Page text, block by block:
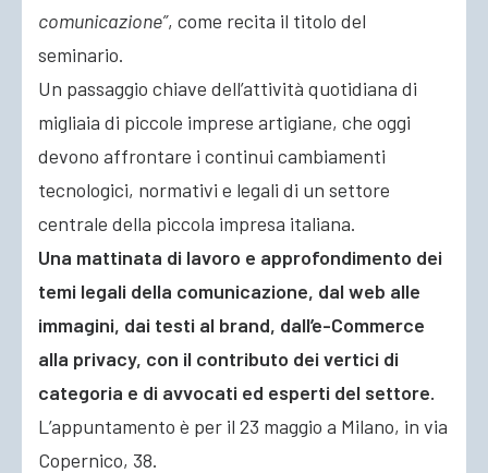
comunicazione”, come recita il titolo del
seminario.
Un passaggio chiave dell’attività quotidiana di
migliaia di piccole imprese artigiane, che oggi
devono affrontare i continui cambiamenti
tecnologici, normativi e legali di un settore
centrale della piccola impresa italiana.
Una mattinata di lavoro e approfondimento dei
temi legali della comunicazione, dal web alle
immagini, dai testi al brand, dall’e-Commerce
alla privacy, con il contributo dei vertici di
categoria e di avvocati ed esperti del settore.
L’appuntamento è per il 23 maggio a Milano, in via
Copernico, 38.